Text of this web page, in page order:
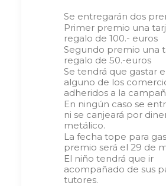
Se entregarán dos
Primer premio una
regalo de 100.- euros
Segundo premio una
regalo de 50.-euros
Se tendrá que gastar
alguno de los
adheridos a la
En ningún caso se
ni se canjeará por
metálico.
La fecha tope para
premio será el 29 de
El niño tendrá que ir
acompañado de sus
tutores.